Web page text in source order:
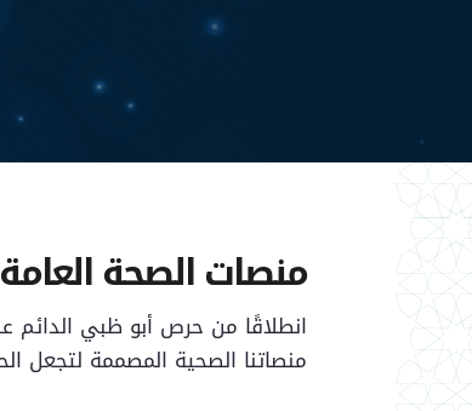
منصات الصحة
انطلاقًا من حرص أبو ظبي الدائم
منصاتنا الصحية المصممة لتجعل